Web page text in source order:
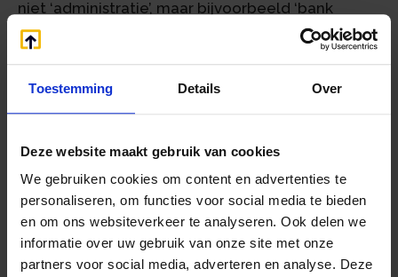
Toestemming Details Over
Deze website maakt gebruik van cookies
We gebruiken cookies om content en advertenties te
personaliseren, om functies voor social media te bieden
en om ons websiteverkeer te analyseren. Ook delen we
informatie over uw gebruik van onze site met onze
partners voor social media, adverteren en analyse. Deze
niet ‘administratie’, maar bijvoorbeeld ‘bank
geboekt’, ‘herinneringen aan debiteuren
verstuurd’ en ‘inkoopfacturen geboekt’. Zo is
Daarnaast is het aan te raden een brief te
schrijven, waarin u uitlegt waar u zo druk mee
eventueel een rechter een beter inzicht te
krijgen in de ondernemer en de bestede uren.
Bron:Gerechtshof Amsterdam | jurisprudentie |
ECLINLGHAMS20242041, 23/1209 | 27-05-2024